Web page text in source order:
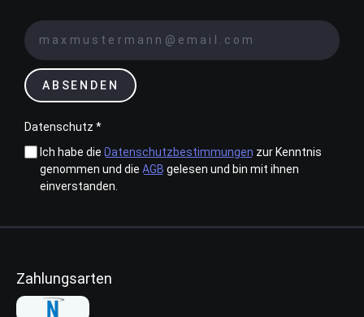
ABSENDEN
Datenschutz *
Ich habe die Datenschutzbestimmungen zur Kenntnis
genommen und die AGB gelesen und bin mit ihnen
einverstanden.
Zahlungsarten